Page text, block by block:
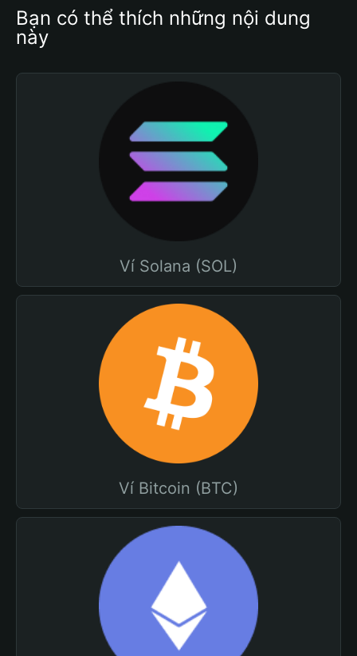
Bạn có thể thích những nội dung
này
Ví Solana (SOL)
Ví Bitcoin (BTC)